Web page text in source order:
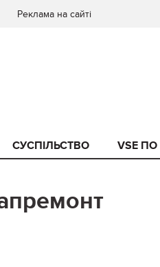
Реклама на сайті
СУСПІЛЬСТВО VSE